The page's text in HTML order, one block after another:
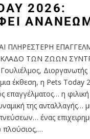
2026:
ΠΛΗΡΕΣΤΕΡΗ
ΚΛΑΔΟ ΤΩΝ ΖΩΩΝ
έκθεση, η Pets Today
επαγγέλματος… η φιλική
της ανταλλαγής…
ένας
πλούσιος,…